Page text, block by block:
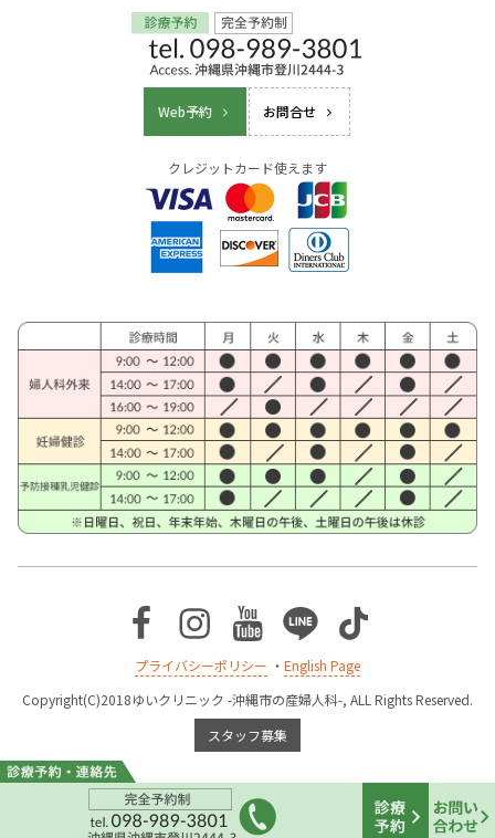
Web予約 お問合せ
クレジットカード使えます
Facebook
Instagram
Youtube
LineTikTok
プライバシーポリシー ・ English Page
Copyright(C)2018ゆいクリニック -沖縄市の産婦人科-, ALL Rights Reserved.
スタッフ募集